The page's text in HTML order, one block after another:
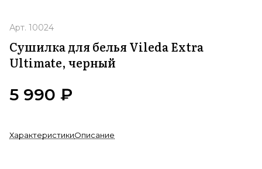
Арт. 10024
Сушилка для белья Vileda Extra
Ultimate, черный
5 990 ₽
ХарактеристикиОписание